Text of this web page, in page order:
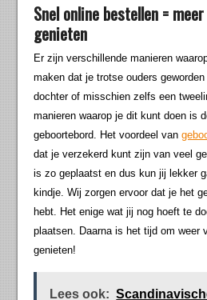
Snel online bestellen =
genieten
Er zijn verschillende manieren
maken dat je trotse ouders
dochter of misschien zelfs een
manieren waarop je dit kunt doen is
geboortebord. Het voordeel van
dat je verzekerd kunt zijn van veel
is zo geplaatst en dus kun jij lekker
kindje. Wij zorgen ervoor dat je het
hebt. Het enige wat jij nog hoeft te
plaatsen. Daarna is het tijd om weer
genieten!
Lees ook: